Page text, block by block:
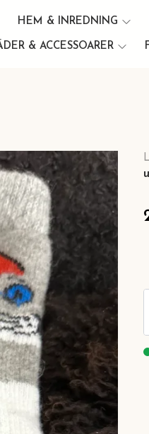
HEM & INREDNING
& ACCESSOARER